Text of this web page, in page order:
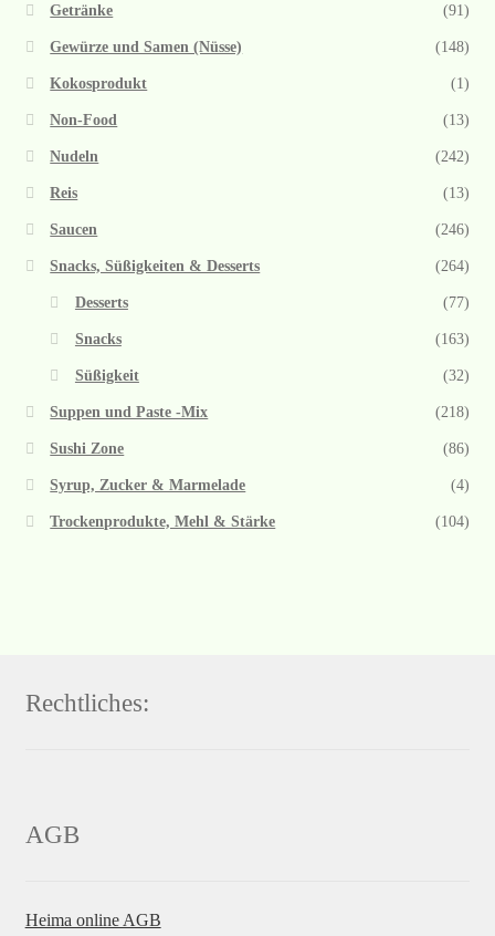
Getränke (91)
Gewürze und Samen (Nüsse) (148)
Kokosprodukt (1)
Non-Food (13)
Nudeln (242)
Reis (13)
Saucen (246)
Snacks, Süßigkeiten & Desserts (264)
Desserts (77)
Snacks (163)
Süßigkeit (32)
Suppen und Paste -Mix (218)
Sushi Zone (86)
Syrup, Zucker & Marmelade (4)
Trockenprodukte, Mehl & Stärke (104)
Rechtliches:
AGB
Heima online AGB